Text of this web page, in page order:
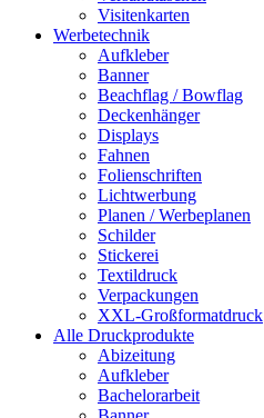
Visitenkarten
Werbetechnik
Aufkleber
Banner
Beachflag / Bowflag
Deckenhänger
Displays
Fahnen
Folienschriften
Lichtwerbung
Planen / Werbeplanen
Schilder
Stickerei
Textildruck
Verpackungen
XXL-Großformatdruck
Alle Druckprodukte
Abizeitung
Aufkleber
Bachelorarbeit